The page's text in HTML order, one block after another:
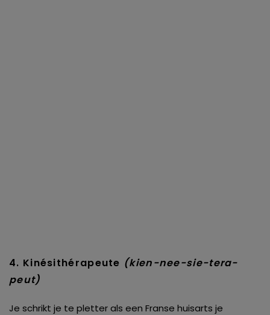
4. Kinésithérapeute (kien-nee-sie-tera-
peut)
Je schrikt je te pletter als een Franse huisarts je